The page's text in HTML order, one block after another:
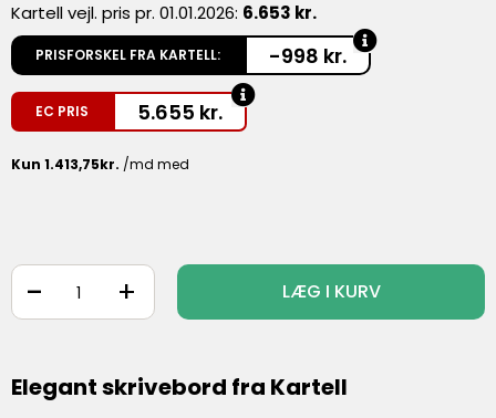
Kartell vejl. pris pr. 01.01.2026: 6.653 kr.
PRISFORSKEL FRA KARTELL: -998 kr.
EC PRIS 5.655 kr.
+
- LÆG I KURV
Elegant skrivebord fra Kartell